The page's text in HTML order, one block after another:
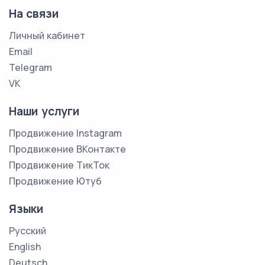
На связи
Личный кабинет
Email
Telegram
VK
Наши услуги
Продвижение Instagram
Продвижение ВКонтакте
Продвижение ТикТок
Продвижение Ютуб
Языки
Русский
English